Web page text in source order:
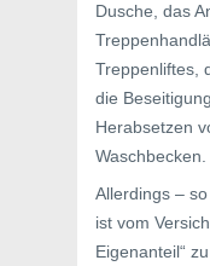
Dusche, das
Treppenliftes,
die
Herabsetzen
Waschbecken.
Allerdings –
ist vom
Eigenanteil“